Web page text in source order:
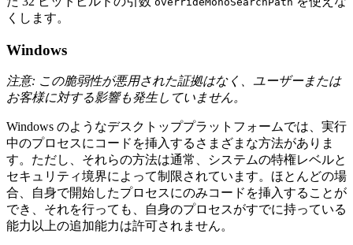
くします。
Windows
注意: この脆弱性が悪用された証拠はなく、ユーザーまたは
お客様に対する影響も発生していません。
Windows のようなデスクトッププラットフォームでは、実行
中のプロセスにコードを挿入するさまざまな方法がありま
す。ただし、それらの方法は通常、システムの特権レベルと
セキュリティ境界によって制限されています。ほとんどの場
合、自身で開始したプロセスにのみコードを挿入することが
でき、それを行っても、自身のプロセスがすでに持っている
能力以上の追加能力は許可されません。